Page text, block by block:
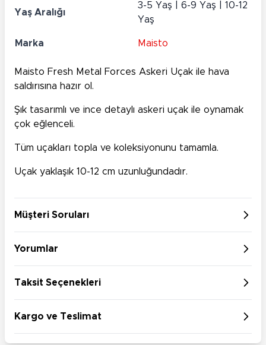
Yaş Aralığı
3-5 Yaş | 6-9 Yaş | 10-12
Yaş
Marka Maisto
Maisto Fresh Metal Forces Askeri Uçak ile hava
saldırısına hazır ol.
Şık tasarımlı ve ince detaylı askeri uçak ile oynamak
çok eğlenceli.
Tüm uçakları topla ve koleksiyonunu tamamla.
Uçak yaklaşık 10-12 cm uzunluğundadır.
Müşteri Soruları
Yorumlar
Taksit Seçenekleri
Kargo ve Teslimat